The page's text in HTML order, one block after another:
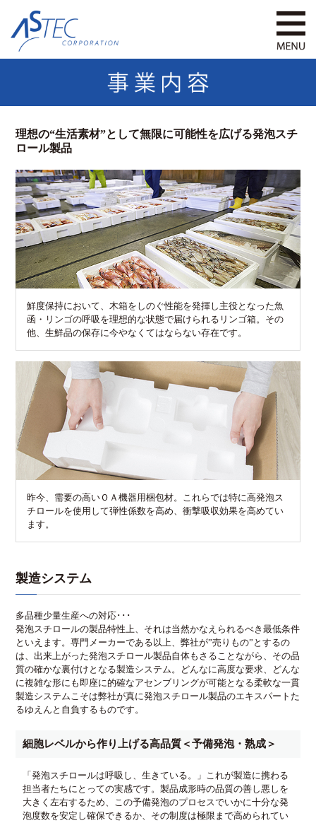
理想の“生活素材”として無限に可能性を広げる発泡スチ
ロール製品
鮮度保持において、木箱をしのぐ性能を発揮し主役となった魚
函・リンゴの呼吸を理想的な状態で届けられるリンゴ箱。その
他、生鮮品の保存に今やなくてはならない存在です。
昨今、需要の高いＯＡ機器用梱包材。これらでは特に高発泡ス
チロールを使用して弾性係数を高め、衝撃吸収効果を高めてい
ます。
製造システム
多品種少量生産への対応･･･
発泡スチロールの製品特性上、それは当然かなえられるべき最低条件
といえます。専門メーカーである以上、弊社が”売りもの”とするの
は、出来上がった発泡スチロール製品自体もさることながら、その品
質の確かな裏付けとなる製造システム。どんなに高度な要求、どんな
に複雑な形にも即座に的確なアセンブリングが可能となる柔軟な一貫
製造システムこそは弊社が真に発泡スチロール製品のエキスパートた
るゆえんと自負するものです。
細胞レベルから作り上げる高品質＜予備発泡・熟成＞
「発泡スチロールは呼吸し、生きている。」これが製造に携わる
担当者たちにとっての実感です。製品成形時の品質の善し悪しを
大きく左右するため、この予備発泡のプロセスでいかに十分な発
泡度数を安定し確保できるか、その制度は極限まで高められてい